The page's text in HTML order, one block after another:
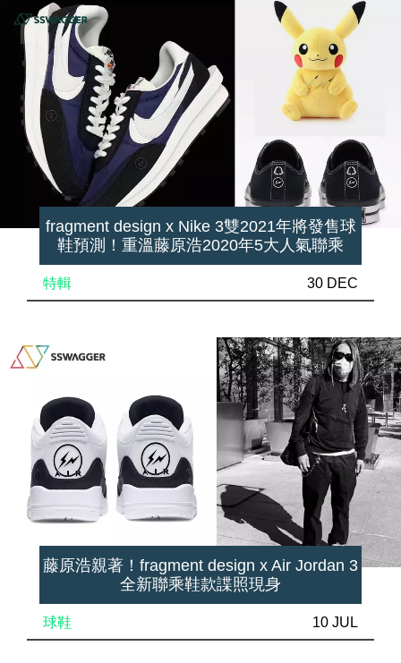
fragment design x Nike 3雙2021年將發售球
鞋預測！重溫藤原浩2020年5大人氣聯乘
特輯 30 DEC
藤原浩親著！fragment design x Air Jordan 3
全新聯乘鞋款諜照現身
球鞋 10 JUL